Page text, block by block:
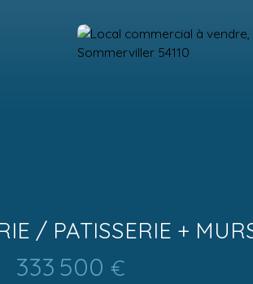
/ PATISSERIE +
333 500 €